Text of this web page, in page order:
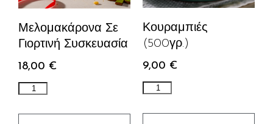
Μελομακάρονα Σε
Γιορτινή Συσκευασία
18,00 €
Κουραμπιές
(500γρ.)
9,00 €